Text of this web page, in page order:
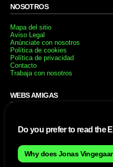
NOSOTROS
Mapa del sitio
Aviso Legal
Anúnciate con nosotros
Política de cookies
Política de privacidad
Contacto
Trabaja con nosotros
WEBS AMIGAS
Suscríbete a nuestro newsletter
Do you prefer to read the
Why does Jonas